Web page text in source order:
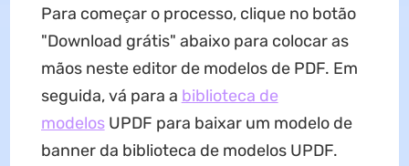
Para começar o processo, clique no botão
"Download grátis" abaixo para colocar as
mãos neste editor de modelos de PDF. Em
seguida, vá para a biblioteca de
modelosUPDF para baixar um modelo de
banner da biblioteca de modelos UPDF.